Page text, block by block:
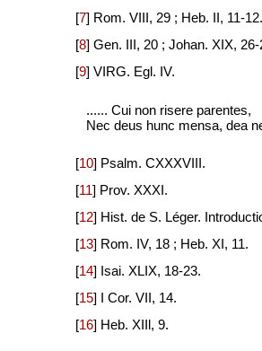
[7] Rom. VIII, 29 ; Heb. II, 11-12.
[8] Gen. III, 20 ; Johan. XIX, 26-
[9] VIRG. Egl. IV.
...... Cui non risere parentes,
Nec deus hunc mensa, dea
[10] Psalm. CXXXVIII.
[11] Prov. XXXI.
[12] Hist. de S. Léger.
[13] Rom. IV, 18 ; Heb. XI, 11.
[14] Isai. XLIX, 18-23.
[15] I Cor. VII, 14.
[16] Heb. XIIl, 9.